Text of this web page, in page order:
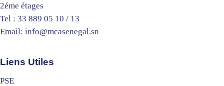
2éme étages
Tel : 33 889 05 10 / 13
Email: info@mcasenegal.sn
Liens Utiles
PSE